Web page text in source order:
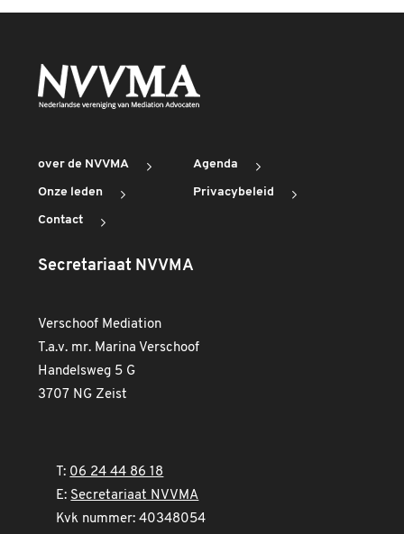
over de NVVMA Agenda
Onze leden Privacybeleid
Contact
Secretariaat NVVMA
Verschoof Mediation
T.a.v. mr. Marina Verschoof
Handelsweg 5 G
3707 NG Zeist
T: 06 24 44 86 18
E: Secretariaat NVVMA
Kvk nummer: 40348054